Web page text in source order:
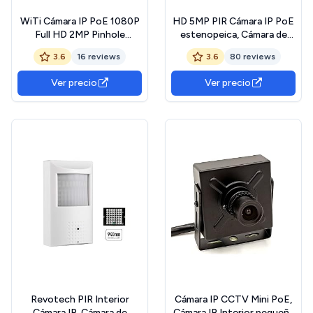
WiTi Cámara IP PoE 1080P
Full HD 2MP Pinhole
Lens,Cámaras PIR con
micrófono Incorporado
Audio y LED Infrarrojos
Invisibles,Funciona para
Sistemas NVR de vigilancia
3.6 16 reviews
Ver precio
HD 5MP PIR Cámara IP PoE
estenopeica, Cámara de
Seguridad pequeña para
Interiores Encubierta
Lente de 3.7 mm 940nm
LED Invisibles IR Visión
Nocturna P2P H.265 (IPIR-
3.6 80 reviews
Ver precio
Revotech PIR Interior
Cámara IP CCTV Mini PoE,